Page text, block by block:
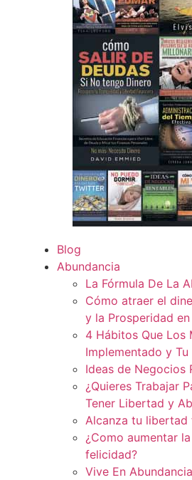
Blog
Abundancia
La Fórmula De La
Cómo atraer el
y la Prosperidad
4 Hábitos Que Los
Implementado y Tu
Ideas de Negocios
¿Quieres Trabajar
Tener Libertad y
Alcanza tu libertad
¿Como aumentar
felicidad?
Vive En Abundancia